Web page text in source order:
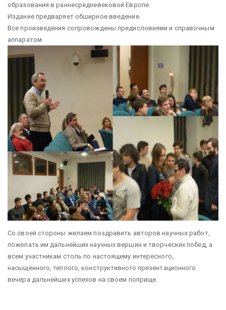
образования в раннесредневековой Европе.
Издание предваряет обширное введение.
Все произведения сопровождены предисловиями и справочным
аппаратом.
Со своей стороны желаем поздравить авторов научных работ,
пожелать им дальнейших научных вершин и творческих побед, а
всем участникам столь по настоящему интересного,
насыщенного, теплого, конструктивного презентационного
вечера дальнейших успехов на своем поприще.